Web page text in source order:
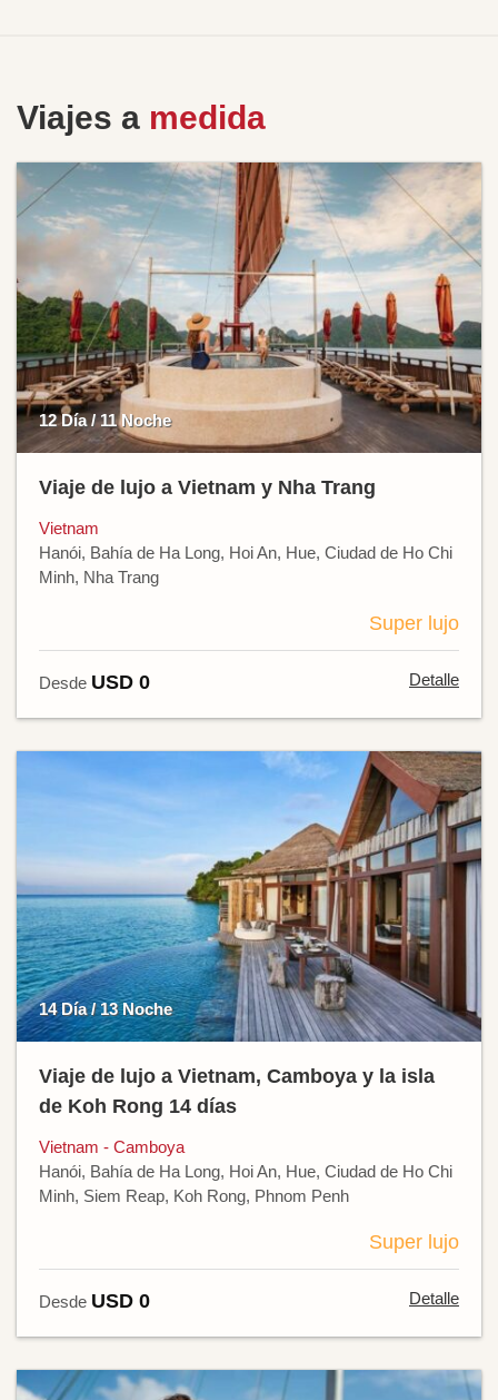
Viajes a medida
12 Día / 11 Noche
Viaje de lujo a Vietnam y Nha Trang
Vietnam
Hanói, Bahía de Ha Long, Hoi An, Hue, Ciudad de Ho Chi
Minh, Nha Trang
Super lujo
Desde USD 0 Detalle
14 Día / 13 Noche
Viaje de lujo a Vietnam, Camboya y la isla
de Koh Rong 14 días
Vietnam - Camboya
Hanói, Bahía de Ha Long, Hoi An, Hue, Ciudad de Ho Chi
Minh, Siem Reap, Koh Rong, Phnom Penh
Super lujo
Desde USD 0 Detalle